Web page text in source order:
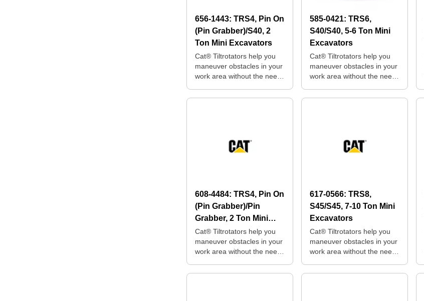
656-1443: TRS4, Pin On
(Pin Grabber)/S40, 2
Ton Mini Excavators
Cat® Tiltrotators help you
maneuver obstacles in your
work area without the need
machine.
585-0421: TRS6,
S40/S40, 5-6 Ton Mini
Excavators
Cat® Tiltrotators help you
maneuver obstacles in your
work area without the need
machine.
608-4484: TRS4, Pin On
(Pin Grabber)/Pin
Grabber, 2 Ton Mini
Excavators
Cat® Tiltrotators help you
maneuver obstacles in your
work area without the need
machine.
617-0566: TRS8,
S45/S45, 7-10 Ton Mini
Excavators
Cat® Tiltrotators help you
maneuver obstacles in your
work area without the need
machine.